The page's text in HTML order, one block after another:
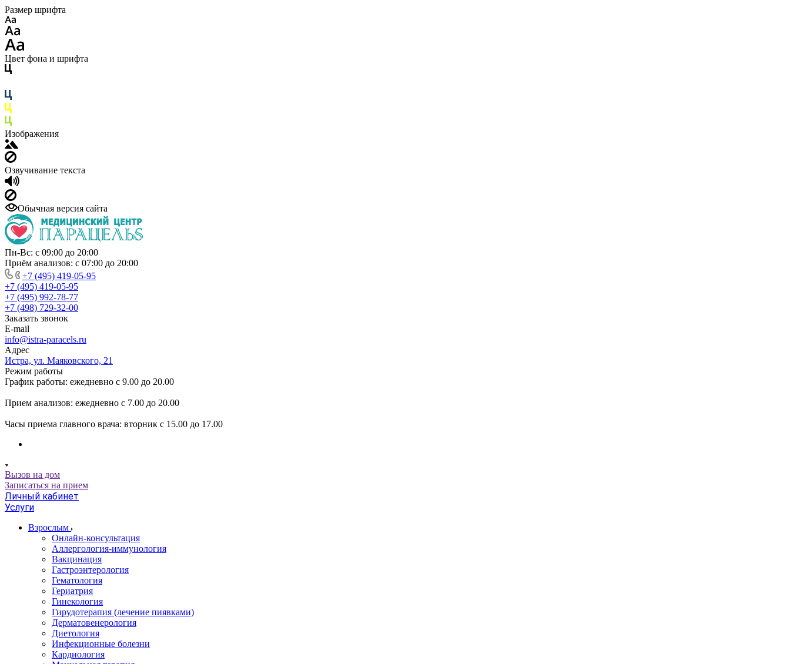
Размер шрифта
Цвет фона и шрифта
Изображения
Озвучивание текста
Обычная версия сайта
Пн-Вс: с 09:00 до 20:00
Приём анализов: с 07:00 до 20:00
+7 (495) 419-05-95
+7 (495) 419-05-95
+7 (495) 992-78-77
+7 (498) 729-32-00
Заказать звонок
E-mail
info@istra-paracels.ru
Адрес
Истра, ул. Маяковского, 21
Режим работы
График работы: ежедневно с 9.00 до 20.00
Прием анализов: ежедневно с 7.00 до 20.00
Часы приема главного врача: вторник с 15.00 до 17.00
Вызов на дом
Записаться на прием
Личный кабинет
Услуги
Взрослым
Онлайн-консультация
Аллергология-иммунология
Вакцинация
Гастроэнтерология
Гематология
Гериатрия
Гинекология
Гирудотерапия (лечение пиявками)
Дерматовенерология
Диетология
Инфекционные болезни
Кардиология